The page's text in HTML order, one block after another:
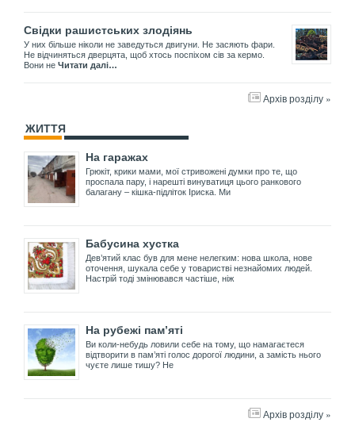
Свідки рашистських злодіянь
У них більше ніколи не заведуться двигуни. Не засяють фари.
Не відчиняться дверцята, щоб хтось поспіхом сів за кермо.
Вони не Читати далі…
Архів розділу »
ЖИТТЯ
На гаражах
Грюкіт, крики мами, мої стривожені думки про те, що
проспала пару, і нарешті винуватиця цього ранкового
балагану – кішка-підліток Іриска. Ми
Бабусина хустка
Дев’ятий клас був для мене нелегким: нова школа, нове
оточення, шукала себе у товаристві незнайомих людей.
Настрій тоді змінювався частіше, ніж
На рубежі пам’яті
Ви коли-небудь ловили себе на тому, що намагаєтеся
відтворити в пам’яті голос дорогої людини, а замість нього
чуєте лише тишу? Не
Архів розділу »